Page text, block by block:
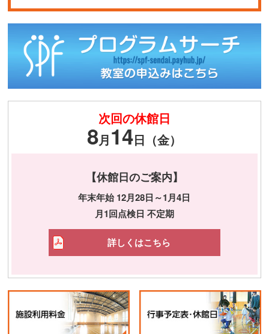
次回の休館日
8月14日（金）
【休館日のご案内】
年末年始 12月28日～1月4日
月1回点検日 不定期
詳しくはこちら